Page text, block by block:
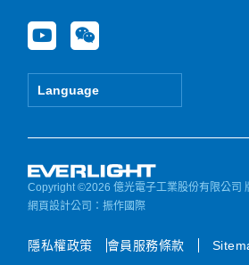
Y
o
u
e
W
e
i
Language
Copyright ©2026 億光電子工業股份有限公司
網頁設計公司 ：振作國際
隱私權政策 會員服務條款